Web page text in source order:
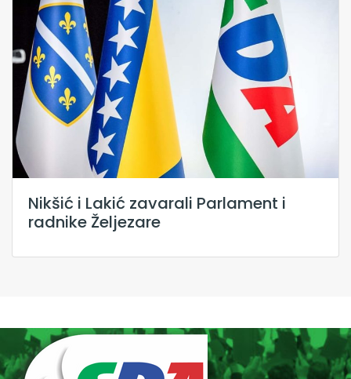
Nikšić i Lakić zavarali Parlament i
radnike Željezare